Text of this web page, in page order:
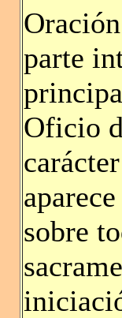
parte
Oficio
sobre